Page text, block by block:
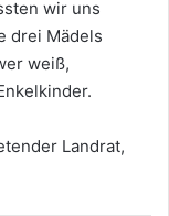
wir uns
drei Mädels
weiß,
Landrat,